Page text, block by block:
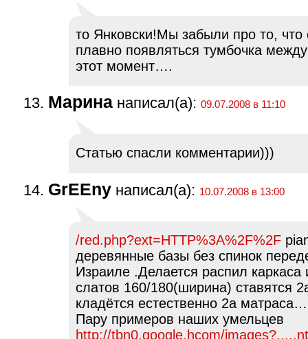
то Янковски!Мы забыли про то,
плавно появляться тумбочка
этот момент….
Марина написал(а): 09.07.2008 в 11:10
Статью спасли комментарии)))
GrEEny написал(а): 10.07.2008 в 13:00
/red.php?ext=HTTP%3A%2F%2F
деревянные базы без спинок
Израиле .Делается распил каркаса
слатов 160/180(ширина) ставятся
кладётся естественно 2а
Пару примеров наших умельцев
http://tbn0.google.hcom/